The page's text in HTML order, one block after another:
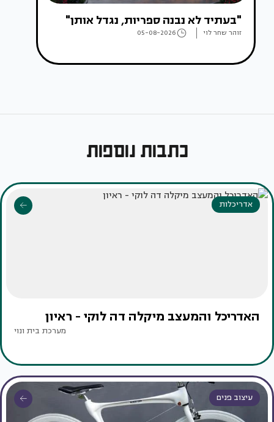
"בעתיד לא נבנה ספריות, נגדל אותן"
זוהר שחר לוי 05-08-2026
כתבות נוספות
אדריכלות
האדריכל והמעצב מיקלה דה לוקי - ראיון
מערכת בית ונוי
עיצוב פנים